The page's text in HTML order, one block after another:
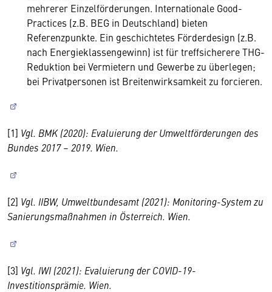
mehrerer Einzelförderungen. Internationale Good-
Practices (z.B. BEG in Deutschland) bieten
Referenzpunkte. Ein geschichtetes Förderdesign (z.B.
nach Energieklassengewinn) ist für treffsicherere THG-
Reduktion bei Vermietern und Gewerbe zu überlegen;
bei Privatpersonen ist Breitenwirksamkeit zu forcieren.
[1] Vgl. BMK (2020): Evaluierung der Umweltförderungen des
Bundes 2017 – 2019. Wien.
[2] Vgl. IIBW, Umweltbundesamt (2021): Monitoring-System zu
Sanierungsmaßnahmen in Österreich. Wien.
[3] Vgl. IWI (2021): Evaluierung der COVID-19-
Investitionsprämie. Wien.